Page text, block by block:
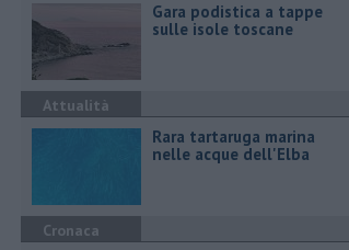
Gara podistica a tappe
sulle isole toscane
Attualità
Rara tartaruga marina
nelle acque dell'Elba
Cronaca